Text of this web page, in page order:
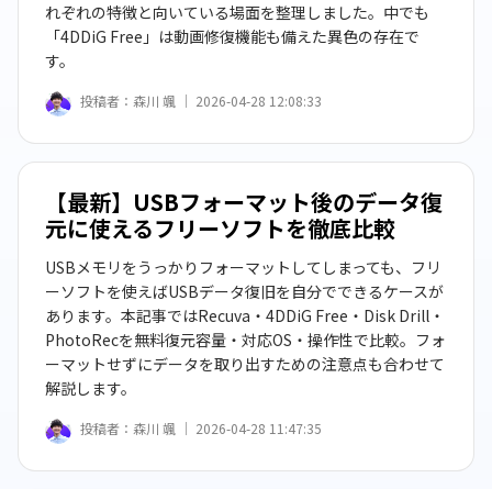
れぞれの特徴と向いている場面を整理しました。中でも
「4DDiG Free」は動画修復機能も備えた異色の存在で
す。
投稿者： 森川 颯 ｜ 2026-04-28 12:08:33
【最新】USBフォーマット後のデータ復
元に使えるフリーソフトを徹底比較
USBメモリをうっかりフォーマットしてしまっても、フリ
ーソフトを使えばUSBデータ復旧を自分でできるケースが
あります。本記事ではRecuva・4DDiG Free・Disk Drill・
PhotoRecを無料復元容量・対応OS・操作性で比較。フォ
ーマットせずにデータを取り出すための注意点も合わせて
解説します。
投稿者： 森川 颯 ｜ 2026-04-28 11:47:35